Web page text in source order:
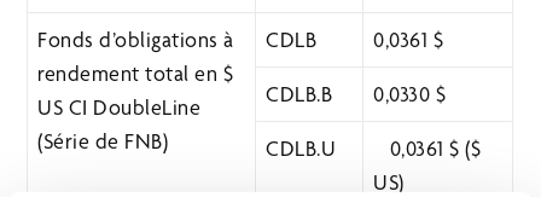
Fonds d’obligations à
rendement total en $
US CI DoubleLine
(Série de FNB)
CDLB 0,0361 $
CDLB.B 0,0330 $
CDLB.U
0,0361 $ ($
US)